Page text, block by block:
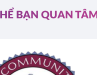
BẠN QUAN TÂM